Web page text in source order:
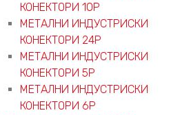
КОНЕКТОРИ 10P
МЕТАЛНИ ИНДУСТРИСКИ
КОНЕКТОРИ 24P
МЕТАЛНИ ИНДУСТРИСКИ
КОНЕКТОРИ 5P
МЕТАЛНИ ИНДУСТРИСКИ
КОНЕКТОРИ 6P